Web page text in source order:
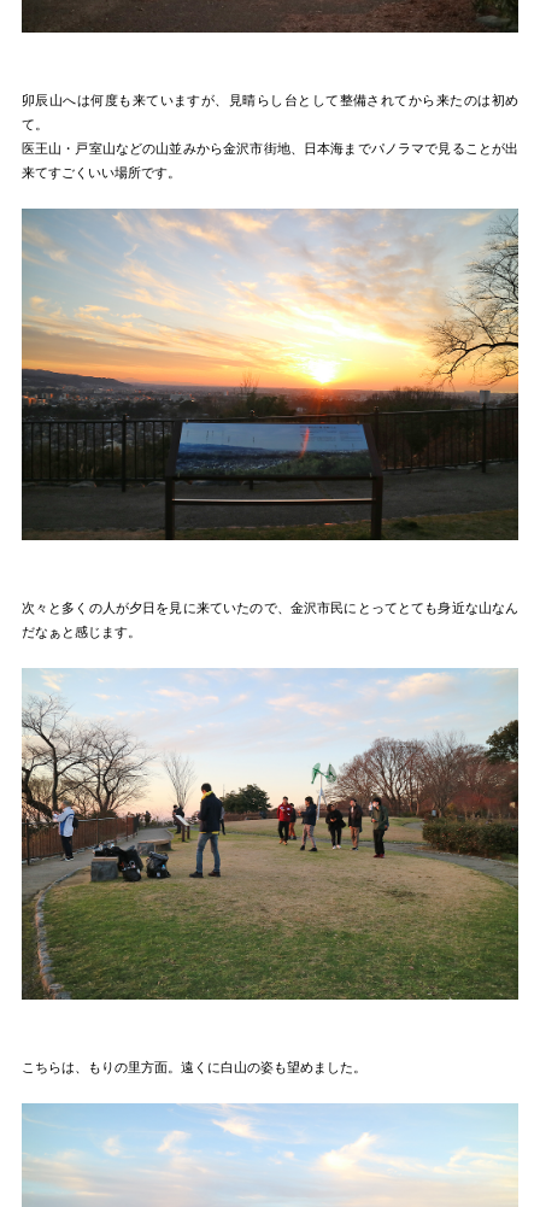
卯辰山へは何度も来ていますが、見晴らし台として整備されてから来たのは初め
て。
医王山・戸室山などの山並みから金沢市街地、日本海までパノラマで見ることが出
来てすごくいい場所です。
次々と多くの人が夕日を見に来ていたので、金沢市民にとってとても身近な山なん
だなぁと感じます。
こちらは、もりの里方面。遠くに白山の姿も望めました。